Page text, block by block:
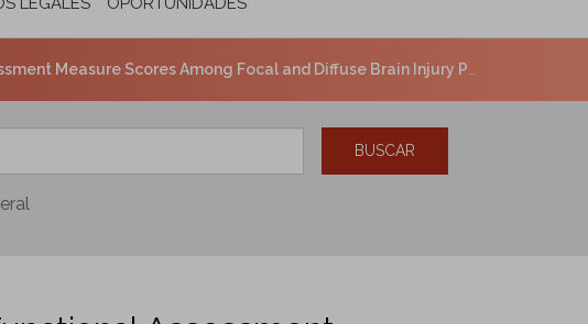
Focal and Diffuse Brain Injury Patients: The Importance of Bifactor Models.
BUSCAR